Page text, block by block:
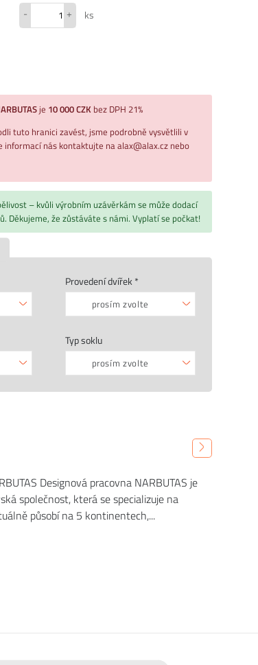
- + ks
je 10 000 CZKbez DPH 21%
tuto hranici zavést, jsme podrobně vysvětlili v
informací nás kontaktujte na alax@alax.cz nebo
– kvůli výrobním uzávěrkám se může dodací
Děkujeme, že zůstáváte s námi. Vyplatí se počkat!
Provedení dvířek *
prosím zvolte
Typ soklu
prosím zvolte
Designová pracovna NARBUTAS je
společnost, která se specializuje na
působí na 5 kontinentech,...